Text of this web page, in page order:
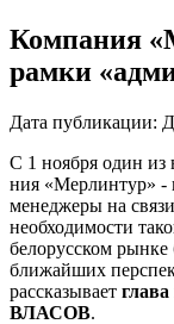
Компания
рамки
Дата публикации:
С 1 ноября один из
ния «Мерлинтур» -
менеджеры на
необходимо­сти
белорус­ском
ближайших
рассказывает
ВЛАСОВ.